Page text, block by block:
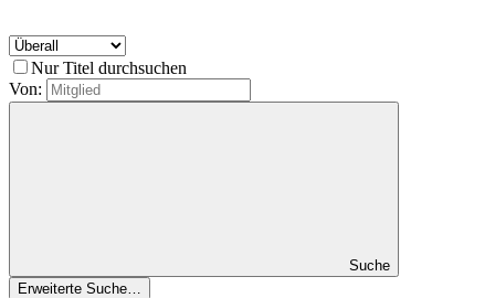
Nur Titel durchsuchen
Von:
Suche
Erweiterte Suche…